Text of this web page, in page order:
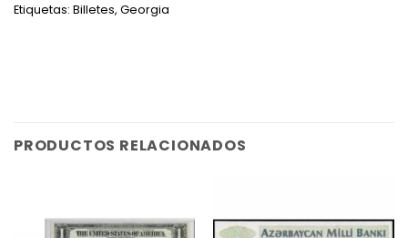
Etiquetas: Billetes, Georgia
PRODUCTOS RELACIONADOS